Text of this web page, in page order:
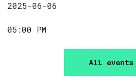
2025-06-06
05:00 PM
All events